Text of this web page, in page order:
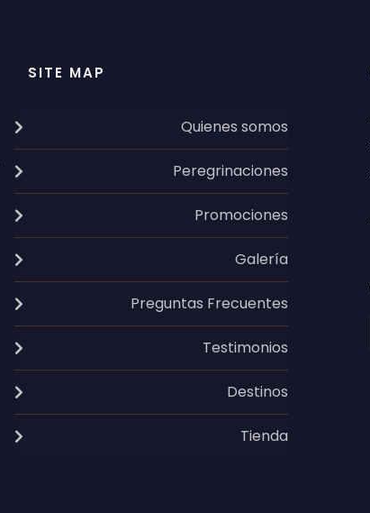
SITE MAP
Quienes somos
Peregrinaciones
Promociones
Galería
Preguntas Frecuentes
Testimonios
Destinos
Tienda